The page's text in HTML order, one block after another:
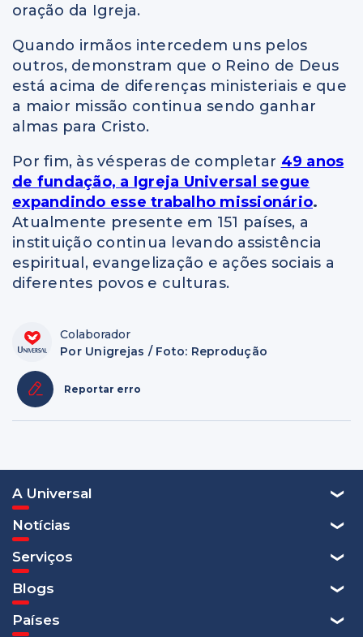
oração da Igreja.
Quando irmãos intercedem uns pelos
outros, demonstram que o Reino de Deus
está acima de diferenças ministeriais e que
a maior missão continua sendo ganhar
almas para Cristo.
Por fim, às vésperas de completar 49 anos
de fundação, a Igreja Universal segue
expandindo esse trabalho missionário.
Atualmente presente em 151 países, a
instituição continua levando assistência
espiritual, evangelização e ações sociais a
diferentes povos e culturas.
Colaborador
Por Unigrejas / Foto: Reprodução
Reportar erro
A Universal
Notícias
Serviços
Blogs
Países